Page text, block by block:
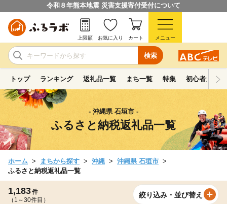
令和８年熊本地震 災害支援寄付受付について
検索
上限額 お気に入り カート メニュー
トップ ランキング 返礼品一覧 まち一覧 特集 初心者ガイド
- 沖縄県 石垣市 -
ふるさと納税返礼品一覧
ホーム まちから探す 沖縄
沖縄県 石垣市
ふるさと納税返礼品一覧
1,183件
（1～30件目）
絞り込み・並び替え